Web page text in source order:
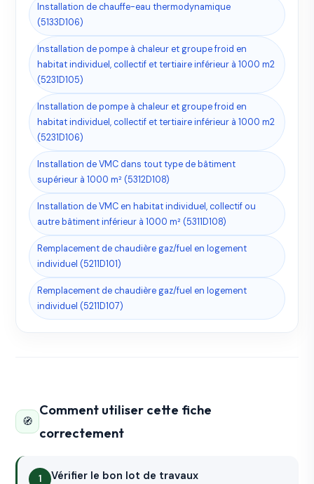
Installation de chauffe-eau thermodynamique
(5133D106)
Installation de pompe à chaleur et groupe froid en
habitat individuel, collectif et tertiaire inférieur à 1000 m2
(5231D105)
Installation de pompe à chaleur et groupe froid en
habitat individuel, collectif et tertiaire inférieur à 1000 m2
(5231D106)
Installation de VMC dans tout type de bâtiment
supérieur à 1000 m² (5312D108)
Installation de VMC en habitat individuel, collectif ou
autre bâtiment inférieur à 1000 m² (5311D108)
Remplacement de chaudière gaz/fuel en logement
individuel (5211D101)
Remplacement de chaudière gaz/fuel en logement
individuel (5211D107)
🧭
Comment utiliser cette fiche
correctement
Vérifier le bon lot de travaux